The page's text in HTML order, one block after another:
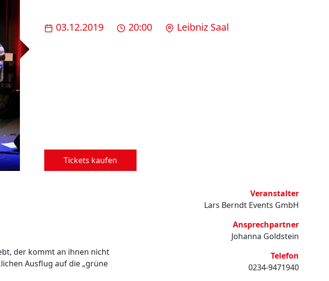
Tickets kaufen
03.12.2019 20:00 Leibniz Saal
der kommt an ihnen nicht
Ausflug auf die „grüne
Veranstalter
Lars Berndt Events GmbH
Ansprechpartner
Johanna Goldstein
Telefon
0234-9471940